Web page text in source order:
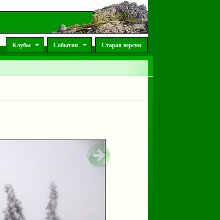
Клубы События Старая версия